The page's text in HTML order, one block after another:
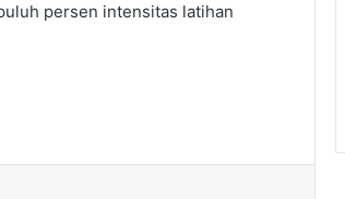
persen intensitas latihan